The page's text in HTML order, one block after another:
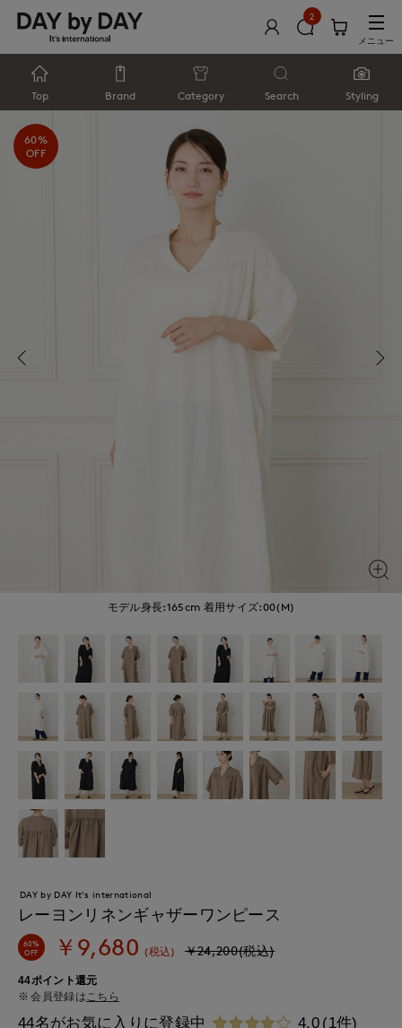
2
メニュー
Top Brand Category Search Styling
モデル身長:165cm 着用サイズ:00(M)
60%
OFF
DAY by DAY It's international
レーヨンリネンギャザーワンピース
60%
OFF
￥9,680 (税込) ￥24,200(税込)
44ポイント還元
会員登録はこちら
44名がお気に入りに登録中 4.0 (1件)